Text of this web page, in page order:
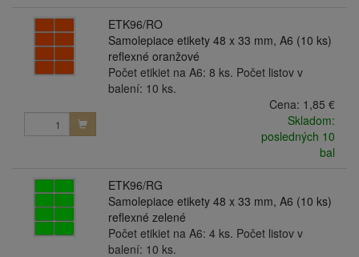
ETK96/RO
Samolepiace etikety 48 x 33 mm, A6 (10 ks)
reflexné oranžové
Počet etikiet na A6: 8 ks. Počet listov v
balení: 10 ks.
Cena: 1,85 €
Skladom:
posledných 10
bal
ETK96/RG
Samolepiace etikety 48 x 33 mm, A6 (10 ks)
reflexné zelené
Počet etikiet na A6: 4 ks. Počet listov v
balení: 10 ks.